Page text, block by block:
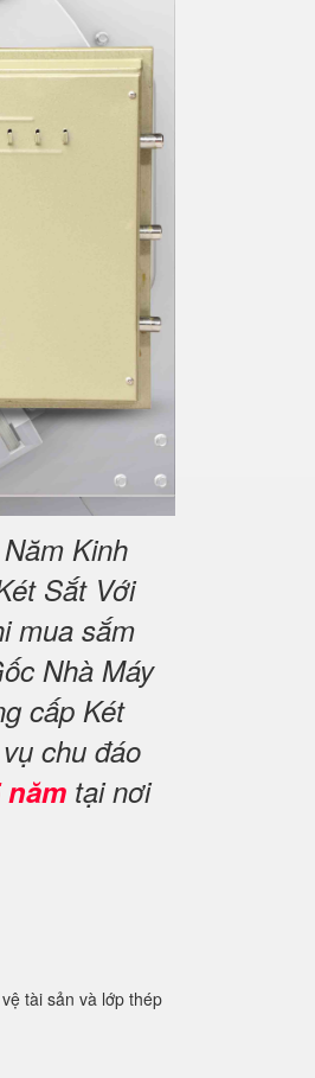
Kinh
Sắt Với
mua sắm
Nhà Máy
cấp Két
chu đáo
năm tại nơi
tài sản và lớp thép